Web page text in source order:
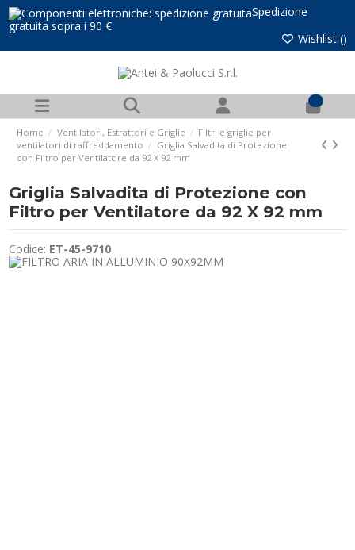
Spedizione
gratuita sopra i 90 €
Wishlist ()
Home Ventilatori, Estrattori e Griglie
Filtri e griglie per
ventilatori di raffreddamento
Griglia Salvadita di Protezione
con Filtro per Ventilatore da 92 X 92 mm
Griglia Salvadita di Protezione con
Filtro per Ventilatore da 92 X 92 mm
Codice: ET-45-9710